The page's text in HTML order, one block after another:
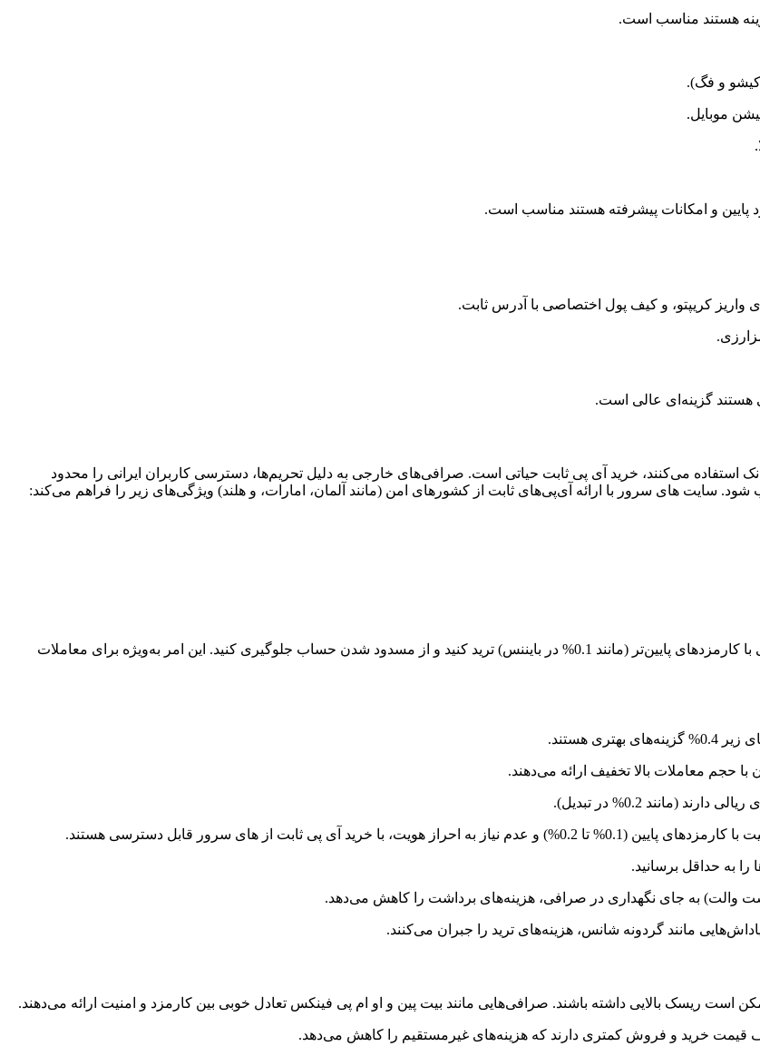
هستند مناسب است.
پایین و امکانات پیشرفته هستند مناسب است.
هستند گزینه‌ای عالی است.
استفاده می‌کنند، خرید آی پی ثابت حیاتی است. صرافی‌های خارجی به دلیل تحریم‌ها، دسترسی کاربران ایرانی را محدود
های سرور با ارائه آی‌پی‌های ثابت از کشورهای امن (مانند آلمان، امارات، و هلند) ویژگی‌های زیر را فراهم می‌کند:
خرید آی پی ثابت از های سرور به شما امکان می‌دهد تا در صرافی‌های خارجی با کارمزدهای پایین‌تر (مانند 0.1% در بایننس) ترید کنید و از مسدود شدن حساب جلوگیری کنید. این امر به‌ویژه برای معاملات
هستند.
با حجم معاملات بالا تخفیف ارائه می‌دهند.
(مانند 0.2% در تبدیل).
هویت، با خرید آی پی ثابت از های سرور قابل دسترسی هستند.
را به حداقل برسانید.
والت) به جای نگهداری در صرافی، هزینه‌های برداشت را کاهش می‌دهد.
مانند گردونه شانس، هزینه‌های ترید را جبران می‌کنند.
است ریسک بالایی داشته باشند. صرافی‌هایی مانند بیت پین و او ام پی فینکس تعادل خوبی بین کارمزد و امنیت ارائه می‌دهند.
قیمت خرید و فروش کمتری دارند که هزینه‌های غیرمستقیم را کاهش می‌دهد.